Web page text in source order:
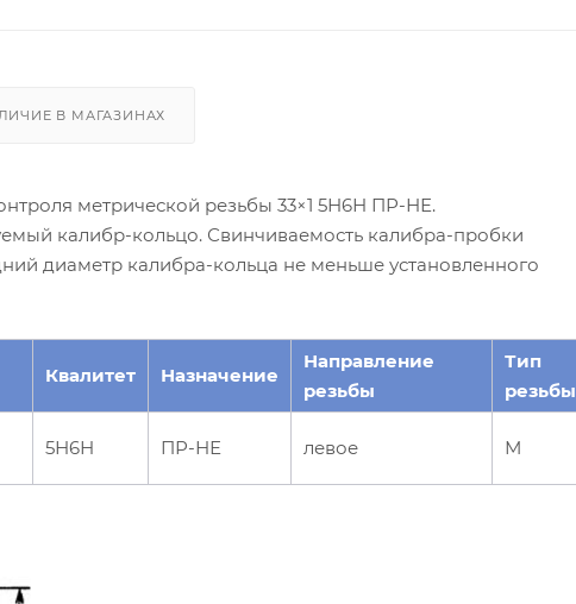
В МАГАЗИНАХ
метрической резьбы 33×1 5Н6Н ПР-НЕ.
калибр-кольцо. Свинчиваемость калибра-пробки
диаметр калибра-кольца не меньше установленного
Квалитет Назначение
Направление
резьбы
Тип
резьбы
5Н6Н ПР-НЕ левое М